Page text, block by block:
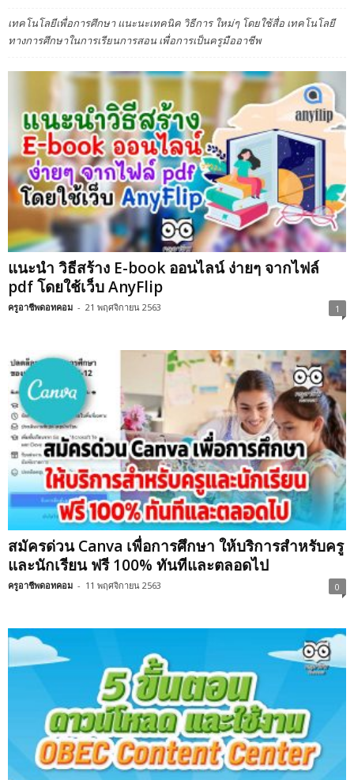
เทคโนโลยีเพื่อการศึกษา แนะนะเทคนิค วิธีการ ใหม่ๆ โดยใช้สื่อ เทคโนโลยี
ทางการศึกษาในการเรียนการสอน เพื่อการเป็นครูมืออาชีพ
แนะนำ วิธีสร้าง E-book ออนไลน์ ง่ายๆ จากไฟล์
pdf โดยใช้เว็บ AnyFlip
ครูอาชีพดอทคอม - 21 พฤศจิกายน 2563 1
สมัครด่วน Canva เพื่อการศึกษา ให้บริการสำหรับครู
และนักเรียน ฟรี 100% ทันทีและตลอดไป
ครูอาชีพดอทคอม - 11 พฤศจิกายน 2563 0